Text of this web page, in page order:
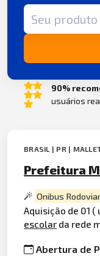
Termo de busca
90%
usuários
BRASIL | PR |
Prefeitura
Onibus
Aquisição de 01 (
escolar da rede
Abertura de